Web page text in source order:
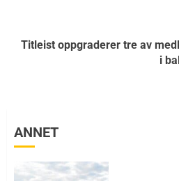
Titleist oppgraderer tre av
i
ANNET